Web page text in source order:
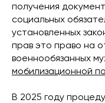
получения
социальных
установленных
прав это право на
военнообязанных
мобилизационной
В 2025 году